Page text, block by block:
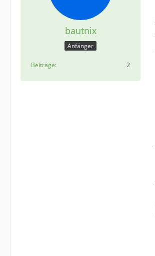
bautnix
Anfänger
Beiträge 2